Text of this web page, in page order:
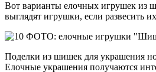
Вот варианты елочных игрушек из
выглядят игрушки, если развесить
Поделки из шишек для украшения
Елочные украшения получаются